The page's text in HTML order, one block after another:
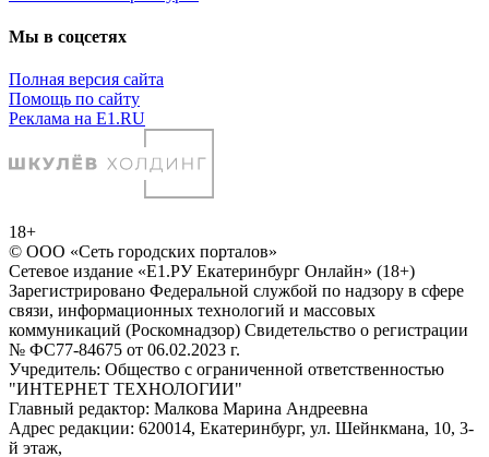
Мы в соцсетях
Полная версия сайта
Помощь по сайту
Реклама на E1.RU
18+
© ООО «Сеть городских порталов»
Сетевое издание «Е1.РУ Екатеринбург Онлайн» (18+)
Зарегистрировано Федеральной службой по надзору в сфере
связи, информационных технологий и массовых
коммуникаций (Роскомнадзор) Свидетельство о регистрации
№ ФС77-84675 от 06.02.2023 г.
Учредитель: Общество с ограниченной ответственностью
"ИНТЕРНЕТ ТЕХНОЛОГИИ"
Главный редактор: Малкова Марина Андреевна
Адрес редакции: 620014, Екатеринбург, ул. Шейнкмана, 10, 3-
й этаж,